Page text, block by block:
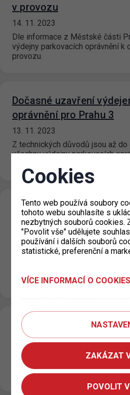
v provozu
14. 11. 2023
Dle informace z Městské části
výdejny parkovacích oprávnění k
provozu.
Dočasné uzavření
oprávnění pro Prahu 3
13. 11. 2023
Z technických důvodů jsou až
všechny výdejny parkovacích
Parkování v ZPS v den
11. 2023
10. 11. 2023
V den státního svátku 17.
započaté stání…
Omezení provozu
06. 11. 2023
Dnes 6.11.2023 od ranních hodin
probíhat aktualizace SW v
důvodu bude zcela…
Cookies
Tento web používá soubory
tohoto webu souhlasíte s
nezbytných souborů cookies.
"Povolit vše" udělujete
používání i dalších souborů
statistické, preferenční a
VÍCE INFORMACÍ O COOKIES
ZAKÁZAT
POVOLIT